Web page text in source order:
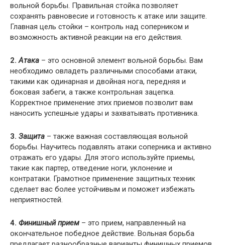
вольной борьбы. Правильная стойка позволяет
сохранять равновесие и готовность к атаке или защите.
Главная цель стойки – контроль над соперником и
возможность активной реакции на его действия.
2.Атака – это основной элемент вольной борьбы. Вам
необходимо овладеть различными способами атаки,
такими как одинарная и двойная нога, передняя и
боковая забеги, а также контрольная зацепка.
Корректное применение этих приемов позволит вам
наносить успешные удары и захватывать противника.
3. Защита – также важная составляющая вольной
борьбы. Научитесь подавлять атаки соперника и активно
отражать его удары. Для этого используйте приемы,
такие как партер, отведение ноги, уклонение и
контратаки. Грамотное применение защитных техник
сделает вас более устойчивым и поможет избежать
неприятностей.
4. Финишный прием – это прием, направленный на
окончательное победное действие. Вольная борьба